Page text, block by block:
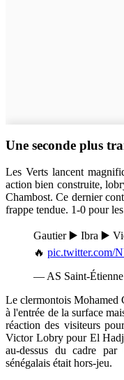
Une seconde plus
Les Verts lancent
action bien construite,
Chambost. Ce dernier
frappe tendue. 1-0 pour
Gautier ▶️ Ibra ▶️
🔥 pic.twitter.com/
— AS Saint-
Le clermontois Mohamed
à l'entrée de la surface
réaction des visiteurs
Victor Lobry pour El
au-dessus du cadre
sénégalais était hors-jeu.